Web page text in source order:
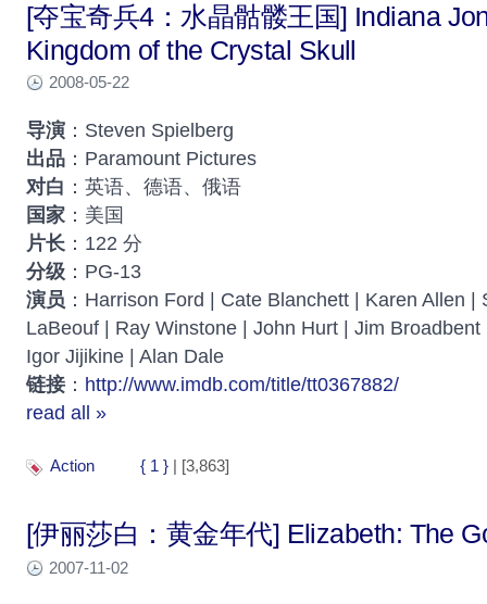
[夺宝奇兵4：水晶骷髅王国] Indiana
Kingdom of the Crystal Skull
2008-05-22
导演 ：Steven Spielberg
出品 ：Paramount Pictures
对白 ：英语、德语、俄语
国家 ：美国
片长 ：122 分
分级 ：PG-13
演员 ：Harrison Ford | Cate Blanchett | Karen Allen |
LaBeouf | Ray Winstone | John Hurt | Jim Broadbent
Igor Jijikine | Alan Dale
链接 ： http://www.imdb.com/title/tt0367882/
read all »
Action { 1 } | [3,863]
[伊丽莎白：黄金年代] Elizabeth: The
2007-11-02